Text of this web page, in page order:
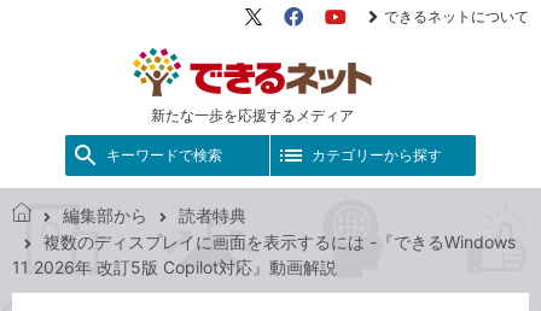
新たな一歩を応援するメディア
X（旧
FacebookYouTube
できるネットについて
キーワードで検索 カテゴリーから探す
で
き
編集部から
読者特典
複数のディスプレイに画面を表示するには -『できるWindows
11 2026年 改訂5版 Copilot対応』動画解説